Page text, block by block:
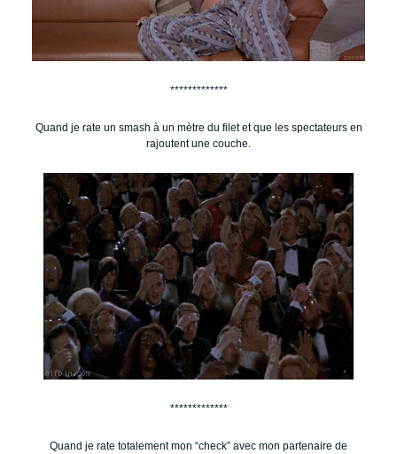
*************
Quand je rate un smash à un mètre du filet et que les spectateurs en
rajoutent une couche.
*************
Quand je rate totalement mon “check” avec mon partenaire de